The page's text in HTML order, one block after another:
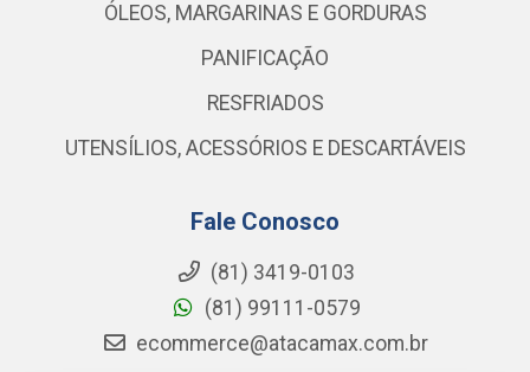
ÓLEOS, MARGARINAS E GORDURAS
PANIFICAÇÃO
RESFRIADOS
UTENSÍLIOS, ACESSÓRIOS E DESCARTÁVEIS
Fale Conosco
(81) 3419-0103
(81) 99111-0579
ecommerce@atacamax.com.br